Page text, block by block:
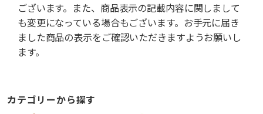
ございます。また、商品表示の記載内容に関しまして
も変更になっている場合もございます。お手元に届き
ました商品の表示をご確認いただきますようお願いし
ます。
カテゴリーから探す